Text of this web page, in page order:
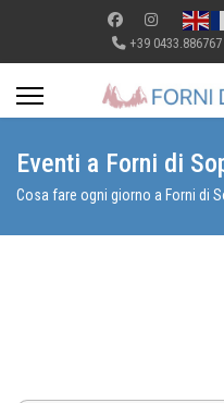
+39 0433.886767
Eventi a Forni di
Cosa fare ogni giorno a Forni di